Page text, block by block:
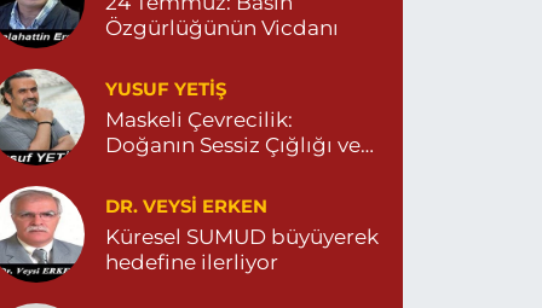
0 (482) 591 25 17 Yol Tarifi Al
Dara Eczanesi
MAHALLESİ VALİ OZAN CADDESİ DIŞ KAPI
DEVLET HASTANESİ KARŞISI
YOLU CEPHESİ) 04822125304
0 (482) 212 53 04 Yol Tarifi Al
Özdemir Eczanesi
Özgürlüğünün Vicdanı
YUSUF YETİŞ
Maskeli Çevrecilik:
Doğanın Sessiz Çığlığı ve
DR. VEYSI ERKEN
Küresel SUMUD büyüyerek
hedefine ilerliyor